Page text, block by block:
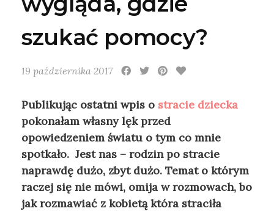
szukać pomocy?
19 października 2017
Publikując ostatni wpis o stracie dziecka
pokonałam własny lęk przed
opowiedzeniem światu o tym co mnie
spotkało. Jest nas – rodzin po stracie
naprawdę dużo, zbyt dużo. Temat o którym
raczej się nie mówi, omija w rozmowach, bo
jak rozmawiać z kobietą która straciła